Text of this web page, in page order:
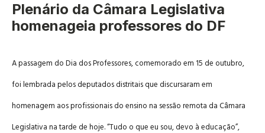
Plenário da Câmara Legislativa
homenageia professores do DF
A passagem do Dia dos Professores, comemorado em 15 de outubro,
foi lembrada pelos deputados distritais que discursaram em
homenagem aos profissionais do ensino na sessão remota da Câmara
Legislativa na tarde de hoje. “Tudo o que eu sou, devo à educação”,